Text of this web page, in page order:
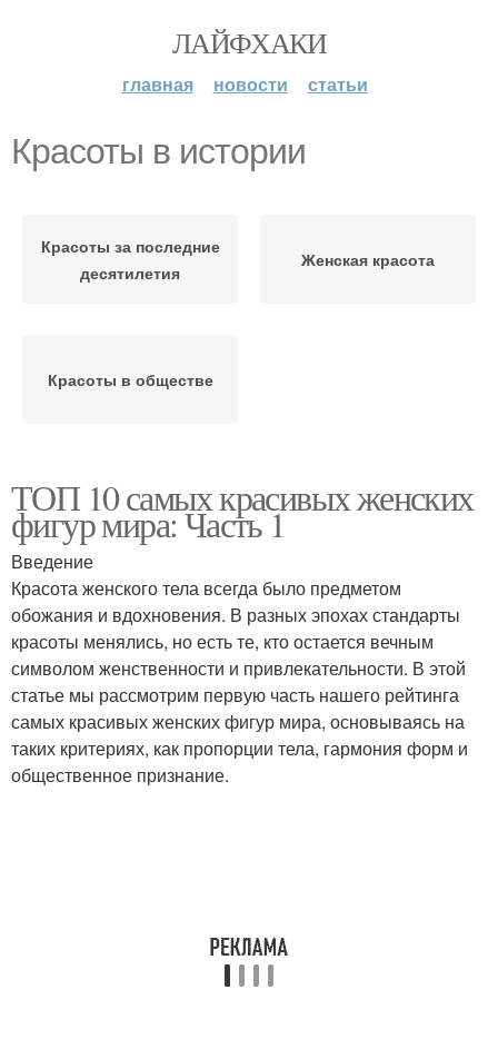
ЛАЙФХАКИ
главная новости статьи
Красоты в истории
Красоты за последние
десятилетия
Женская красота
Красоты в обществе
ТОП 10 самых красивых женских
фигур мира: Часть 1
Введение
Красота женского тела всегда было предметом
обожания и вдохновения. В разных эпохах стандарты
красоты менялись, но есть те, кто остается вечным
символом женственности и привлекательности. В этой
статье мы рассмотрим первую часть нашего рейтинга
самых красивых женских фигур мира, основываясь на
таких критериях, как пропорции тела, гармония форм и
общественное признание.